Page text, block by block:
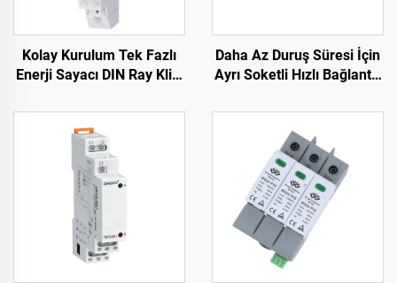
Kolay Kurulum Tek Fazlı
Enerji Sayacı DIN Ray Klibi
Daha Az Duruş Süresi İçin
Ayrı Soketli Hızlı Bağlantılı